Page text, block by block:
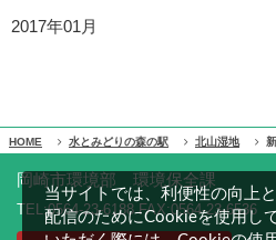
2017年01月
HOME 水とみどりの森の駅 北山湿地
岡崎市環境部 環境保全課
TEL:0564-23-6188 FAX:0564-23-6536
当サイトでは、利便性の向上
配信のためにCookieを使用し